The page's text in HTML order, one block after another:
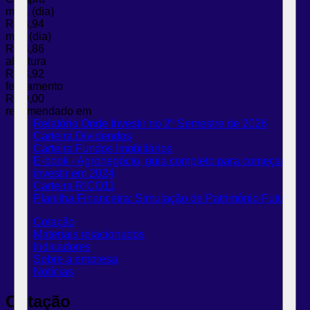
máx. (dia)
R$ 3,94
mín. (dia)
R$ 3,86
abertura
R$ 3,92
fechamento
R$ 0,00
recomendado em
Relatório Onde Investir no 2º Semestre de 2026
Carteira Dividendos
Carteira Fundos Imobiliários
E-book - Agronegócio, guia completo para começar a
investir em 2024
Carteira RICO11
Planilha Financeira: Simulação de Patrimônio Futuro
Cotação
Materiais relacionados
Indicadores
Sobre a empresa
Notícias
Cotação